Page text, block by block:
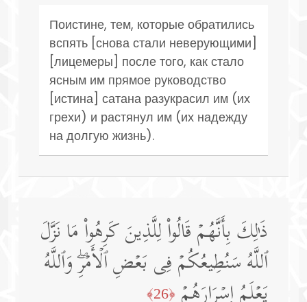
Поистине, тем, которые обратились
вспять [снова стали неверующими]
[лицемеры] после того, как стало
ясным им прямое руководство
[истина] сатана разукрасил им (их
грехи) и растянул им (их надежду
на долгую жизнь).
ذَ ٰ⁠لِكَ بِأَنَّهُمۡ قَالُوا۟ لِلَّذِینَ كَرِهُوا۟ مَا نَزَّلَ
ٱللَّهُ سَنُطِیعُكُمۡ فِی بَعۡضِ ٱلۡأَمۡرِۖ وَٱللَّهُ
یَعۡلَمُ إِسۡرَارَهُمۡ ﴿26﴾